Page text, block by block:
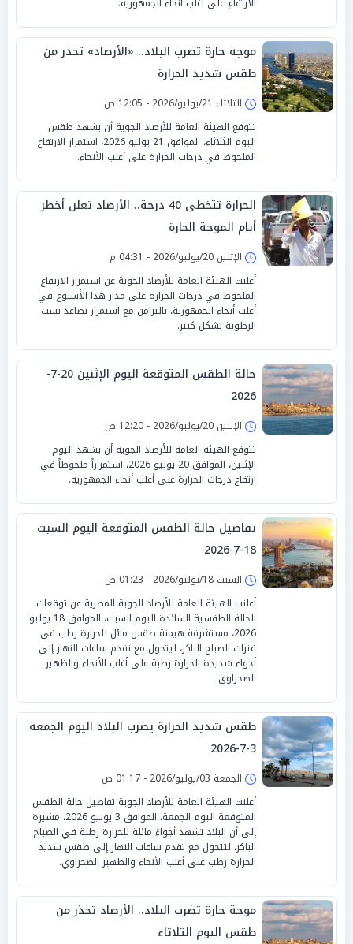
موجة حارة تضرب البلاد.. «الأرصاد» تحذر من
طقس شديد الحرارة
الثلاثاء 21/يوليو/2026 - 12:05 ص
تتوقع الهيئة العامة للأرصاد الجوية أن يشهد طقس
اليوم الثلاثاء، الموافق 21 يوليو 2026، استمرار الارتفاع
الملحوظ في درجات الحرارة على أغلب الأنحاء.
الحرارة تتخطى 40 درجة.. الأرصاد تعلن أخطر
أيام الموجة الحارة
الإثنين 20/يوليو/2026 - 04:31 م
أعلنت الهيئة العامة للأرصاد الجوية عن استمرار الارتفاع
الملحوظ في درجات الحرارة على مدار هذا الأسبوع في
أغلب أنحاء الجمهورية، بالتزامن مع استمرار تصاعد نسب
الرطوبة بشكل كبير.
حالة الطقس المتوقعة اليوم الإثنين 20-7-
2026
الإثنين 20/يوليو/2026 - 12:20 ص
تتوقع الهيئة العامة للأرصاد الجوية أن يشهد اليوم
الإثنين، الموافق 20 يوليو 2026، استمراراً ملحوظاً في
ارتفاع درجات الحرارة على أغلب أنحاء الجمهورية.
تفاصيل حالة الطقس المتوقعة اليوم السبت
18-7-2026
السبت 18/يوليو/2026 - 01:23 ص
أعلنت الهيئة العامة للأرصاد الجوية المصرية عن توقعات
الحالة الطقسية السائدة اليوم السبت، الموافق 18 يوليو
2026، مستشرفة هيمنة طقس مائل للحرارة رطب في
فترات الصباح الباكر، ليتحول مع تقدم ساعات النهار إلى
أجواء شديدة الحرارة رطبة على أغلب الأنحاء والظهير
الصحراوي.
طقس شديد الحرارة يضرب البلاد اليوم الجمعة
3-7-2026
الجمعة 03/يوليو/2026 - 01:17 ص
أعلنت الهيئة العامة للأرصاد الجوية تفاصيل حالة الطقس
المتوقعة اليوم الجمعة، الموافق 3 يوليو 2026، مشيرة
إلى أن البلاد تشهد أجواءً مائلة للحرارة رطبة في الصباح
الباكر، لتتحول مع تقدم ساعات النهار إلى طقس شديد
الحرارة رطب على أغلب الأنحاء والظهير الصحراوي.
موجة حارة تضرب البلاد.. الأرصاد تحذر من
طقس اليوم الثلاثاء